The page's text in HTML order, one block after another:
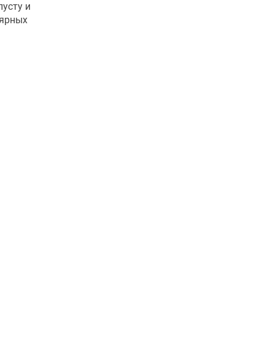
и